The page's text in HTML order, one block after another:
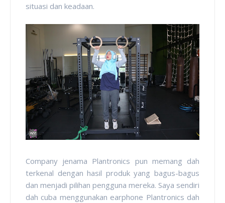
situasi dan keadaan.
Company jenama Plantronics pun memang dah
terkenal dengan hasil produk yang bagus-bagus
dan menjadi pilihan pengguna mereka. Saya sendiri
dah cuba menggunakan earphone Plantronics dah